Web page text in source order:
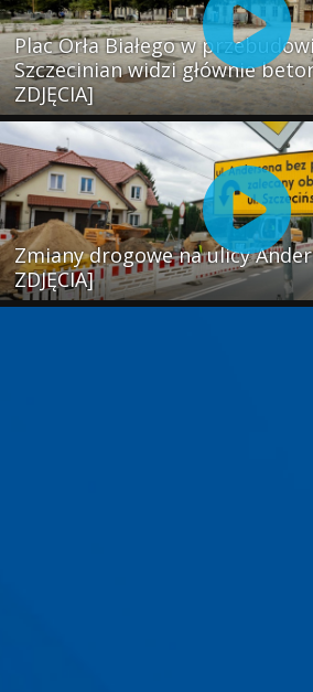
Plac Orła Białego w
Szczecinian widzi głównie
ZDJĘCIA]
Zmiany drogowe na ulicy
ZDJĘCIA]